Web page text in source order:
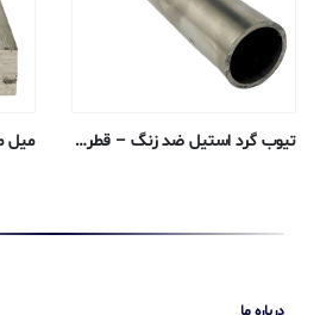
تیوب گرد استیل ضد زنگ – قطر بیرونی ۰٫۶۳۵ ، دیواره ۰٫۱۲۴۵ ، قطر داخلی ۰٫۳۸۶۱ سانتی متر – ۳۰۴ بدون درز میل مستطیل (تسمه) استیل ضد زنگ – ضخامت ۰٫۳۱۷۵ ، عرض ۱٫۹۰۵ سانتی متر – ۳۰۴/۳۰۴L